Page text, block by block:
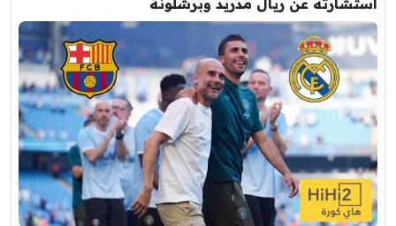
استشارته عن ريال مدريد وبرشلونة